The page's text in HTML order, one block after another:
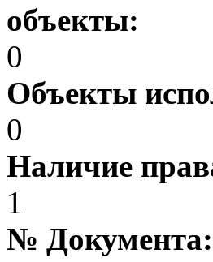
объекты:
0
Объекты
0
Наличие
1
№ Документа: